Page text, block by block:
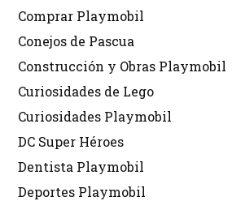
Comprar Playmobil
Conejos de Pascua
Construcción y Obras Playmobil
Curiosidades de Lego
Curiosidades Playmobil
DC Super Héroes
Dentista Playmobil
Deportes Playmobil